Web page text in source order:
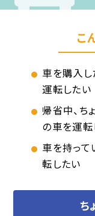
こ
車を購入し
運転したい
帰省中、ち
の車を運転
車を持って
転したい
ち